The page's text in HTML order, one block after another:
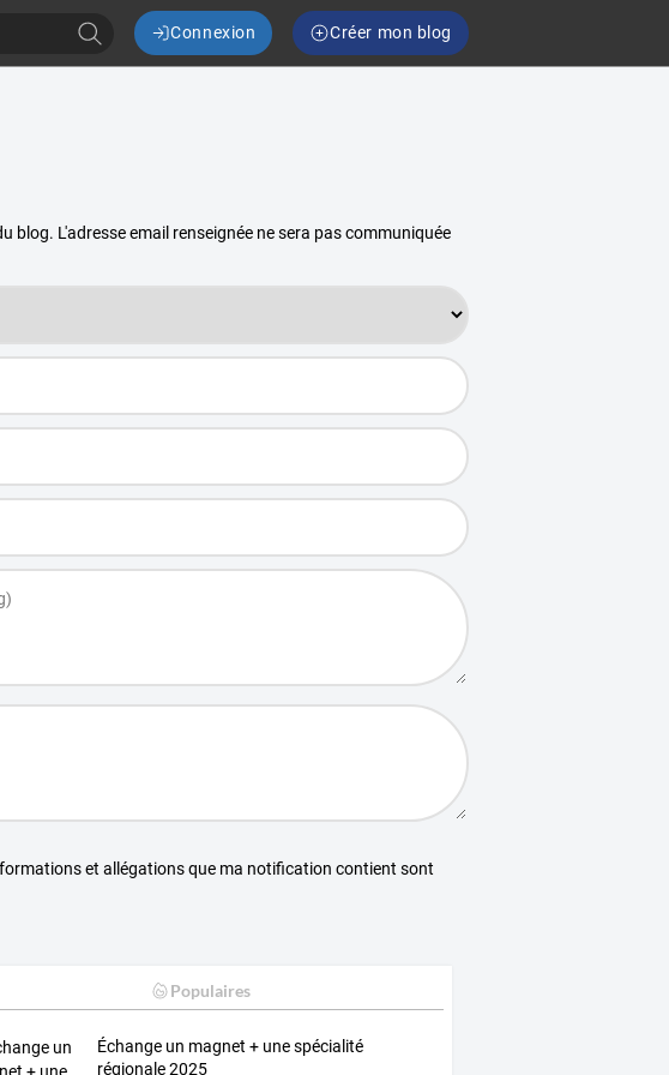
Connexion Créer mon blog
blog. L'adresse email renseignée ne sera pas communiquée
et allégations que ma notification contient sont
Populaires
Échange un magnet + une spécialité
régionale 2025